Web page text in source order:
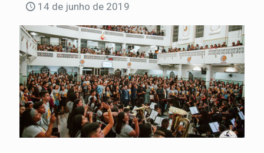
14 de junho de 2019